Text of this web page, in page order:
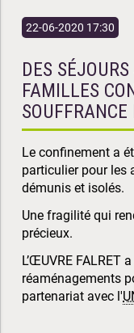
22-06-2020 17:30
DES
FAMILLES
SOUFFRANCE
Le confinement a
particulier pour les
démunis et isolés.
Une fragilité qui
précieux.
L’ŒUVRE FALRET
réaménagements
partenariat avec l'